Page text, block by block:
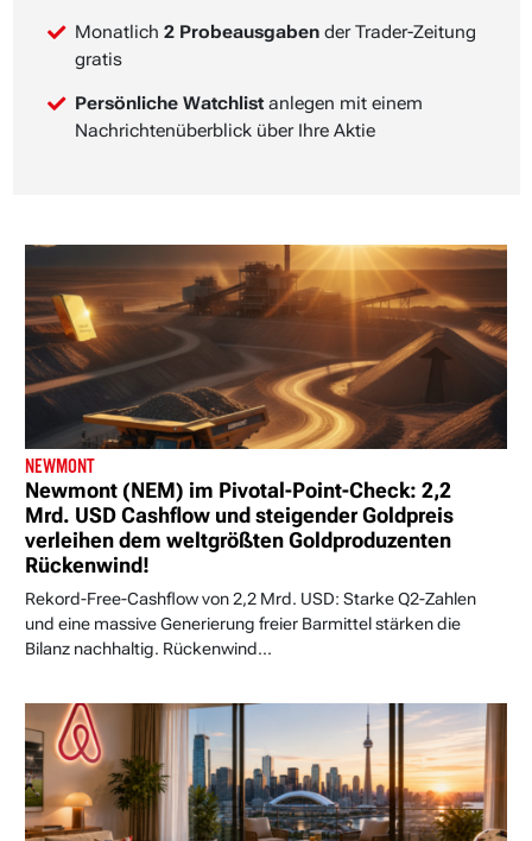
Monatlich 2 Probeausgaben der Trader-Zeitung
gratis
Persönliche Watchlist anlegen mit einem
Nachrichtenüberblick über Ihre Aktie
NEWMONT
Newmont (NEM) im Pivotal-Point-Check: 2,2
Mrd. USD Cashflow und steigender Goldpreis
verleihen dem weltgrößten Goldproduzenten
Rückenwind!
Rekord-Free-Cashflow von 2,2 Mrd. USD: Starke Q2-Zahlen
und eine massive Generierung freier Barmittel stärken die
Bilanz nachhaltig. Rückenwind...